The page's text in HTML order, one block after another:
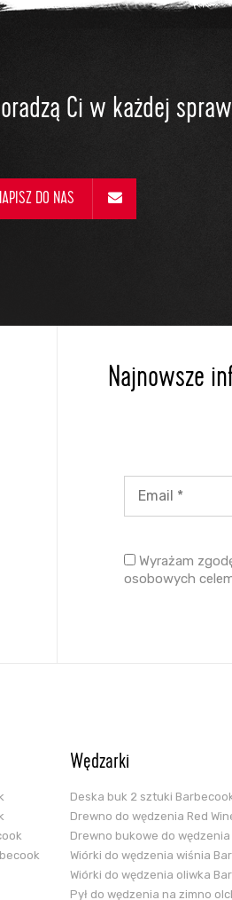
Ci w każdej
DO NAS
Najnowsze
Wyrażam
osobowych
Wędzarki
Deska buk 2 sztuki
Drewno do wędzenia Red
Drewno bukowe do
Wiórki do wędzenia wiśnia
Wiórki do wędzenia oliwka
Pył do wędzenia na zimno